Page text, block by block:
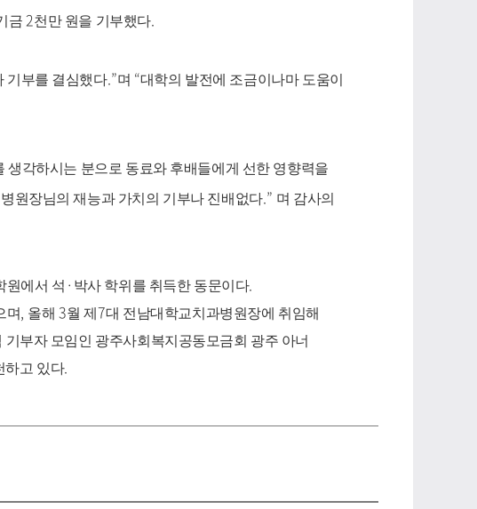
금 2천만 원을 기부했다.
기부를 결심했다.”며 “대학의 발전에 조금이나마 도움이
생각하시는 분으로 동료와 후배들에게 선한 영향력을
원장님의 재능과 가치의 기부나 진배없다.” 며 감사의
원에서 석 · 박사 학위를 취득한 동문이다.
며, 올해3월 제 7대 전남대학교치과병원장에 취임해
기부자 모임인 광주사회복지공동모금회 광주 아너
하고 있다.